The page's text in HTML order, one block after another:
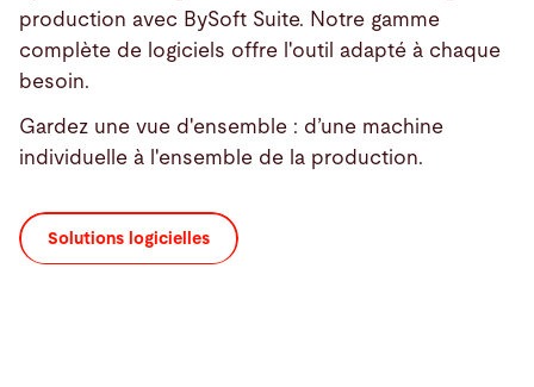
production avec BySoft Suite. Notre gamme
complète de logiciels offre l'outil adapté à chaque
besoin.
Gardez une vue d'ensemble : d’une machine
individuelle à l'ensemble de la production.
Solutions logicielles